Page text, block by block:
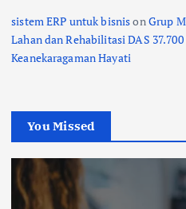
sistem ERP untuk bisnisonGrup
Lahan dan Rehabilitasi DAS
Keanekaragaman Hayati
You Missed